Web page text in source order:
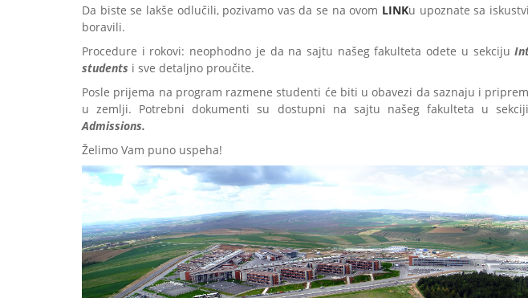
Da biste se lakše odlučili, pozivamo vas da se na ovom LINKu upoznate sa
boravili.
Procedure i rokovi: neophodno je da na sajtu našeg fakulteta odete u sekciju
students i sve detaljno proučite.
Posle prijema na program razmene studenti će biti u obavezi da saznaju i
u zemlji. Potrebni dokumenti su dostupni na sajtu našeg fakulteta u
Admissions.
Želimo Vam puno uspeha!